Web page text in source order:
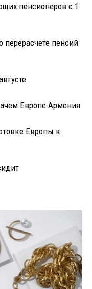
пенсионеров с 1
перерасчете пенсий
Европе Армения
Европы к